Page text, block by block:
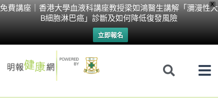
X
免費講座｜香港大學血液科講座教授梁如鴻醫生講解「瀰漫性大
B細胞淋巴癌」診斷及如何降低復發風險
立即報名
Skip